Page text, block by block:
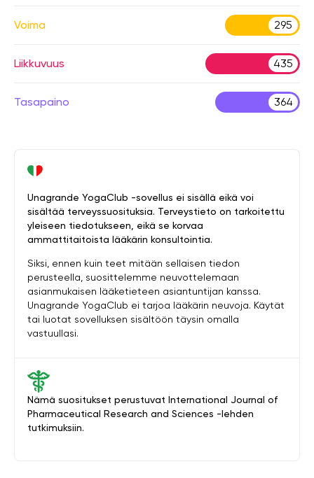
Voima 295
Liikkuvuus 435
Tasapaino 364
Nämä suositukset perustuvat International Journal of
Pharmaceutical Research and Sciences -lehden
tutkimuksiin.
Unagrande YogaClub -sovellus ei sisällä eikä voi
sisältää terveyssuosituksia. Terveystieto on tarkoitettu
yleiseen tiedotukseen, eikä se korvaa
ammattitaitoista lääkärin konsultointia.
Siksi, ennen kuin teet mitään sellaisen tiedon
perusteella, suosittelemme neuvottelemaan
asianmukaisen lääketieteen asiantuntijan kanssa.
Unagrande YogaClub ei tarjoa lääkärin neuvoja. Käytät
tai luotat sovelluksen sisältöön täysin omalla
vastuullasi.